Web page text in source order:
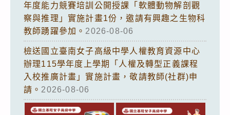
年度能力競賽培訓公開授課「軟體動物解剖觀
察與推理」實施計畫1份，邀請有興趣之生物科
教師踴躍參加。 2026-08-06
檢送國立臺南女子高級中學人權教育資源中心
辦理115學年度上學期「人權及轉型正義課程
入校推廣計畫」實施計畫，敬請教師(社群)申
請。 2026-08-06